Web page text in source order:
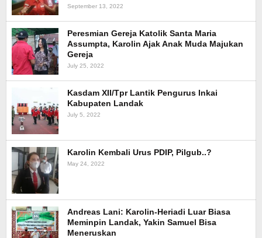
September 13, 2022
Peresmian Gereja Katolik Santa Maria
Assumpta, Karolin Ajak Anak Muda Majukan
Gereja
July 25, 2022
Kasdam XII/Tpr Lantik Pengurus Inkai
Kabupaten Landak
July 5, 2022
Karolin Kembali Urus PDIP, Pilgub..?
May 24, 2022
Andreas Lani: Karolin-Heriadi Luar Biasa
Meminpin Landak, Yakin Samuel Bisa
Meneruskan